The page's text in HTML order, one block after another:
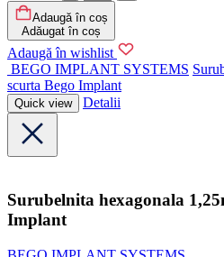
Adaugă în coș
Adăugat în coș
Adaugă în wishlist
BEGO IMPLANT SYSTEMS
scurta Bego Implant
Quick view Detalii
Surubelnita hexagonala
Implant